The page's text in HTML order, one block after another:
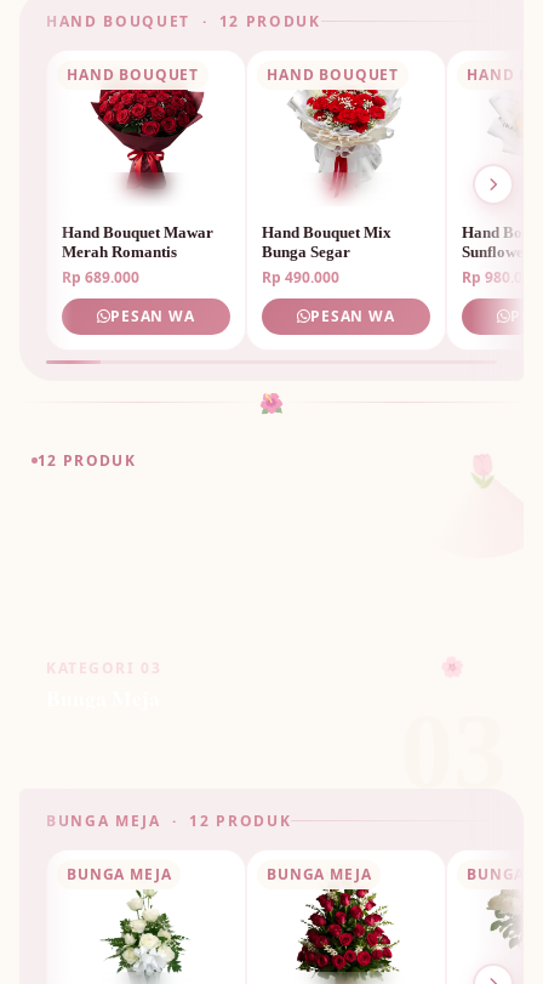
🌸
🌸
HAND BOUQUET · 12 PRODUK
HAND BOUQUET
Hand Bouquet Mawar
Merah Romantis
Rp 689.000
PESAN WA
HAND BOUQUET
Hand Bouquet Mix
Bunga Segar
Rp 490.000
PESAN WA
HAND
Hand
Sunflower
Rp 980.000
🌺
12 PRODUK 🌷
KATEGORI 03
BUNGA MEJA · 12 PRODUK
BUNGA MEJA BUNGA MEJA BUNGA